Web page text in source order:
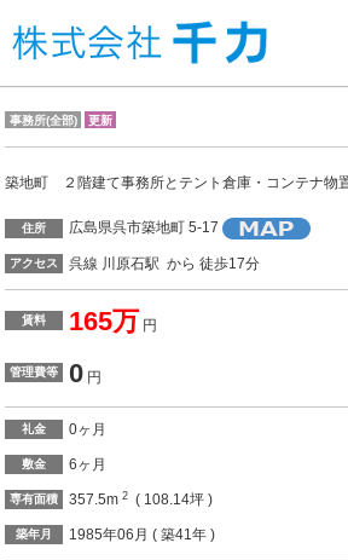
事務所(全部) 更新
築地町 ２階建て事務所とテント倉庫・コンテナ物
住所 広島県呉市築地町 5-17
アクセス 呉線 川原石駅 から 徒歩17分
賃料 165万 円
管理費等 0 円
礼金 0ヶ月
敷金 6ヶ月
専有面積 357.5m2 ( 108.14坪 )
築年月 1985年06月 ( 築41年 )